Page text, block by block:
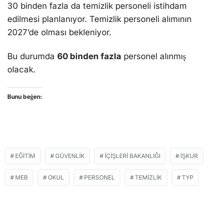
30 binden fazla da temizlik personeli istihdam
edilmesi planlanıyor. Temizlik personeli alımının
2027’de olması bekleniyor.
Bu durumda 60 binden fazla personel alınmış
olacak.
Bunu beğen:
EĞITIM GÜVENLIK IÇIŞLERI BAKANLIĞI IŞKUR
MEB OKUL PERSONEL TEMIZLIK TYP